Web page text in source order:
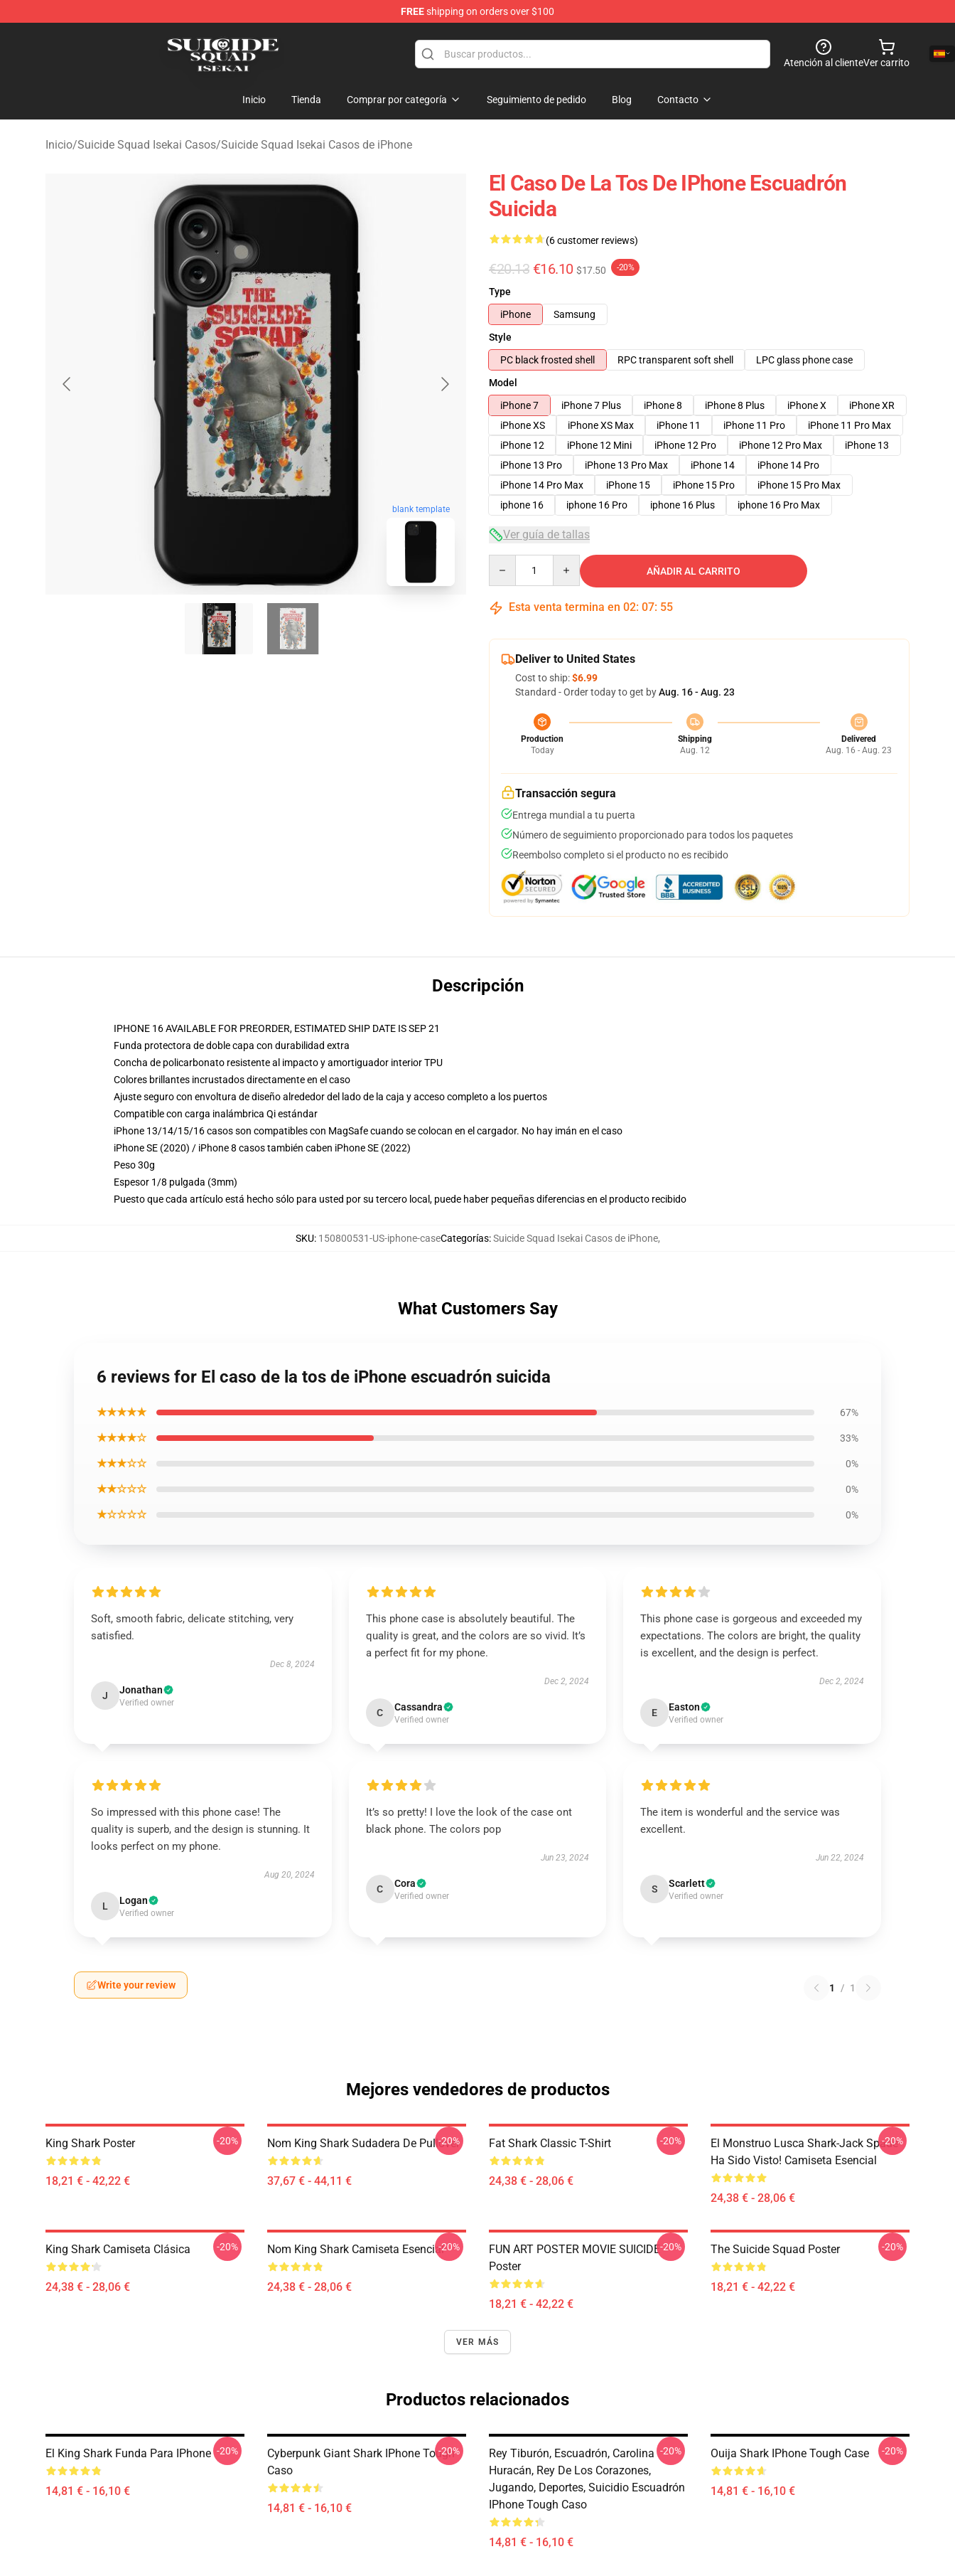
FREEshipping on orders over $100
Atención al clienteVer carrito
Inicio Tienda Comprar por categoría Seguimiento de pedido Blog Contacto
Inicio/Suicide Squad Isekai Casos/Suicide Squad Isekai Casos de iPhone
blank template
El Caso De La Tos De IPhone Escuadrón
Suicida
(6 customer reviews)
€20.13 €16.10 $17.50 -20%
Type
iPhone
Samsung
Style
PC black frosted shell
RPC transparent soft shell
LPC glass phone case
Model
iPhone 7
iPhone 7 Plus iPhone 8 iPhone 8 Plus iPhone X
iPhone XR
iPhone XS
iPhone XS Max iPhone 11 iPhone 11 Pro
iPhone 11 Pro Max
iPhone 12
iPhone 12 Mini iPhone 12 Pro iPhone 12 Pro Max
iPhone 13
iPhone 13 Pro
iPhone 13 Pro Max iPhone 14
iPhone 14 Pro
iPhone 14 Pro Max
iPhone 15 iPhone 15 Pro
iPhone 15 Pro Max
iphone 16
iphone 16 Pro iphone 16 Plus iphone 16 Pro Max
Ver guía de tallas
AÑADIR AL CARRITO
Esta venta termina en 02: 07: 54
Deliver to United States
Cost to ship:$6.99
Standard - Order today to get byAug. 16 - Aug. 23
Production
Today
Shipping
Aug. 12
Delivered
Aug. 16 - Aug. 23
Transacción segura
Entrega mundial a tu puerta
Número de seguimiento proporcionado para todos los paquetes
Reembolso completo si el producto no es recibido
Descripción
IPHONE 16 AVAILABLE FOR PREORDER, ESTIMATED SHIP DATE IS SEP 21
Funda protectora de doble capa con durabilidad extra
Concha de policarbonato resistente al impacto y amortiguador interior TPU
Colores brillantes incrustados directamente en el caso
Ajuste seguro con envoltura de diseño alrededor del lado de la caja y acceso completo a los puertos
Compatible con carga inalámbrica Qi estándar
iPhone 13/14/15/16 casos son compatibles con MagSafe cuando se colocan en el cargador. No hay imán en el caso
iPhone SE (2020) / iPhone 8 casos también caben iPhone SE (2022)
Peso 30g
Espesor 1/8 pulgada (3mm)
Puesto que cada artículo está hecho sólo para usted por su tercero local, puede haber pequeñas diferencias en el producto recibido
SKU: 150800531-US-iphone-caseCategorías:Suicide Squad Isekai Casos de iPhone,
What Customers Say
6 reviews for El caso de la tos de iPhone escuadrón suicida
★★★★★ 67%
★★★★☆ 33%
★★★☆☆ 0%
★★☆☆☆ 0%
★☆☆☆☆ 0%
Soft, smooth fabric, delicate stitching, very
satisfied.
Dec 8, 2024
J Jonathan
Verified owner
This phone case is absolutely beautiful. The
quality is great, and the colors are so vivid. It’s
a perfect fit for my phone.
Dec 2, 2024
C Cassandra
Verified owner
This phone case is gorgeous and exceeded my
expectations. The colors are bright, the quality
is excellent, and the design is perfect.
Dec 2, 2024
E Easton
Verified owner
So impressed with this phone case! The
quality is superb, and the design is stunning. It
looks perfect on my phone.
Aug 20, 2024
L Logan
Verified owner
It’s so pretty! I love the look of the case ont
black phone. The colors pop
Jun 23, 2024
C Cora
Verified owner
The item is wonderful and the service was
excellent.
Jun 22, 2024
S Scarlett
Verified owner
Write your review 1 / 1
Mejores vendedores de productos
King Shark Poster
18,21 € - 42,22 €
-20% Nom King Shark Sudadera De Pullover
37,67 € - 44,11 €
-20% Fat Shark Classic T-Shirt
24,38 € - 28,06 €
-20%
El Monstruo Lusca Shark-Jack Spade
Ha Sido Visto! Camiseta Esencial
24,38 € - 28,06 €
-20%
King Shark Camiseta Clásica
24,38 € - 28,06 €
-20% Nom King Shark Camiseta Esencial
24,38 € - 28,06 €
-20%
FUN ART POSTER MOVIE SUICIDE
Poster
18,21 € - 42,22 €
-20% The Suicide Squad Poster
18,21 € - 42,22 €
-20%
VER MÁS
Productos relacionados
El King Shark Funda Para IPhone
14,81 € - 16,10 €
-20%
Cyberpunk Giant Shark IPhone Tough
Caso
14,81 € - 16,10 €
-20%
Rey Tiburón, Escuadrón, Carolina
Huracán, Rey De Los Corazones,
Jugando, Deportes, Suicidio Escuadrón
IPhone Tough Caso
14,81 € - 16,10 €
-20% Ouija Shark IPhone Tough Case
14,81 € - 16,10 €
-20%